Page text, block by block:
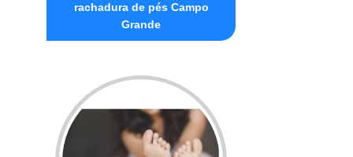
rachadura de pés Campo
Grande